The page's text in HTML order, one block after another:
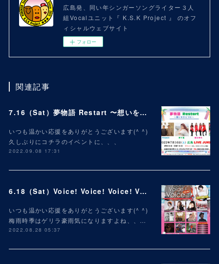
広島発、同い年シンガーソングライター３人
組Vocalユニット『 K.S.K Project 』 のオフ
ィシャルウェブサイト
フォロー
関連記事
7.16（Sat）夢物語 Restart 〜想いをひとつに〜
いつも温かい応援をありがとうございます(^ ^)
久しぶりにコチラのイベントに、、、
2022.09.08 17:31
6.18（Sat）Voice! Voice! Voice! Vol.49
いつも温かい応援をありがとうございます(^ ^)
梅雨時季はゲリラ豪雨気になりますよね、、…
2022.08.28 05:37